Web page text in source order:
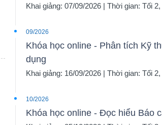
Khai giảng: 07/09/2026 | Thời gian: Tối 2,
09/2026
Khóa học online - Phân tích Kỹ
dụng
Khai giảng: 16/09/2026 | Thời gian: Tối 2,
10/2026
Khóa học online - Đọc hiểu Báo